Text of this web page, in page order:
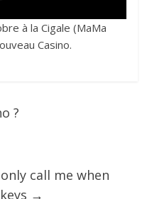
à la Cigale (MaMa
Casino.
?
call me when
→